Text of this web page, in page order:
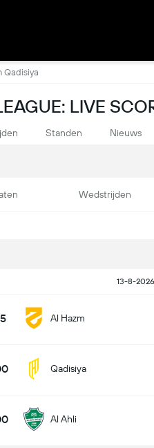
Qadisiya
LIVE
Standen Nieuws
Wedstrijden
13-8-2026
Al Hazm
Qadisiya
Al Ahli